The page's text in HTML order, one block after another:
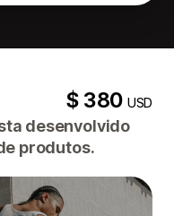
$ 380USD
desenvolvido
produtos.